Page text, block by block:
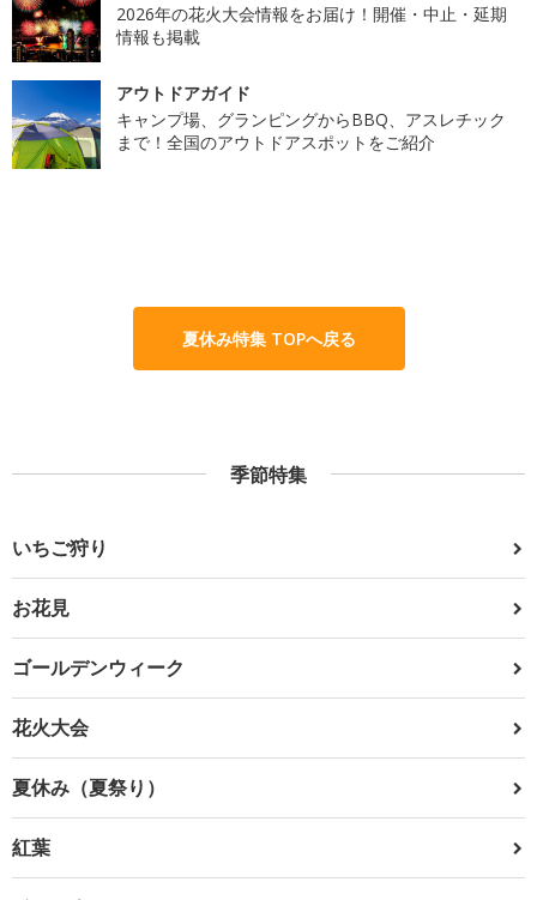
2026年の花火大会情報をお届け！開催・中止・延期
情報も掲載
アウトドアガイド
キャンプ場、グランピングからBBQ、アスレチック
まで！全国のアウトドアスポットをご紹介
夏休み特集 TOPへ戻る
季節特集
いちご狩り
お花見
ゴールデンウィーク
花火大会
夏休み（夏祭り）
紅葉